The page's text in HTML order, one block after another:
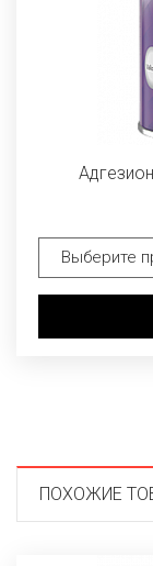
ПОХОЖИЕ